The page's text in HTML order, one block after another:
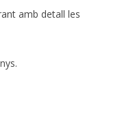
amb detall les